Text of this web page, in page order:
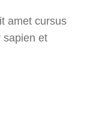
amet cursus
sapien et